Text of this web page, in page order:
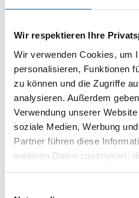
Wir respektieren Ihre
Wir verwenden Cookies, um
personalisieren, Funktionen
zu können und die Zugriffe
analysieren. Außerdem
Verwendung unserer
soziale Medien, Werbung
Partner führen diese
weiteren Daten zusammen,
ANSCHRIFT
Anschrift
Stadt